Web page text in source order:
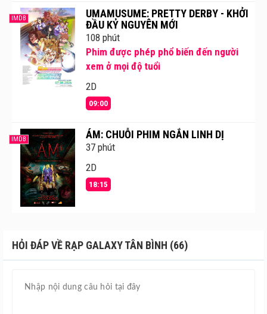
IMDB
UMAMUSUME: PRETTY DERBY - KHỞI
ĐẦU KỶ NGUYÊN MỚI
108 phút
Phim được phép phổ biến đến người
xem ở mọi độ tuổi
2D
09:00
IMDB ÁM: CHUỖI PHIM NGẮN LINH DỊ
37 phút
2D
18:15
HỎI ĐÁP VỀ RẠP GALAXY TÂN BÌNH (66)